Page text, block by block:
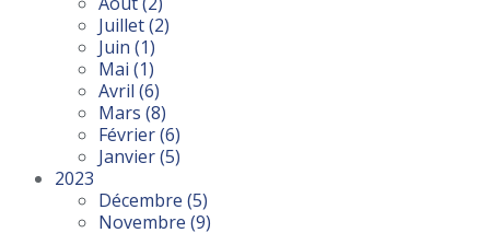
Juillet(2)
Juin (1)
Mai (1)
Avril (6)
Mars (8)
Février(6)
Janvier(5)
2023
Décembre (5)
Novembre (9)